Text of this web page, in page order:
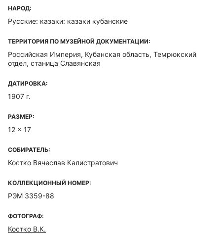
НАРОД:
Русские: казаки: казаки кубанские
ТЕРРИТОРИЯ ПО МУЗЕЙНОЙ ДОКУМЕНТАЦИИ:
Российская Империя, Кубанская область, Темрюкский
отдел, станица Славянская
ДАТИРОВКА:
1907 г.
РАЗМЕР:
12 x 17
СОБИРАТЕЛЬ:
Костко Вячеслав Калистратович
КОЛЛЕКЦИОННЫЙ НОМЕР:
РЭМ 3359-88
ФОТОГРАФ:
Костко В.К.